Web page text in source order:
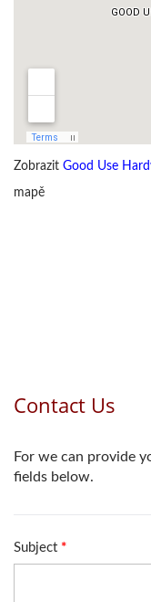
Zobrazit Good Use
mapě